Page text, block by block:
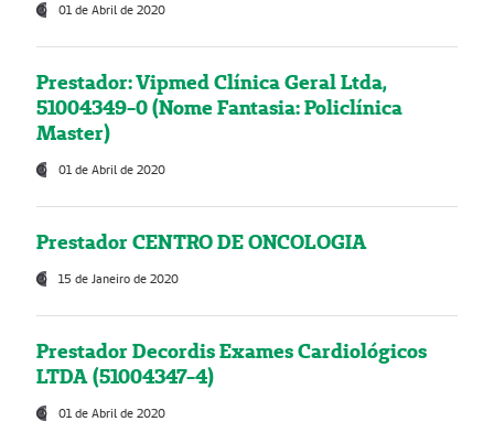
01 de Abril de 2020
Prestador: Vipmed Clínica Geral Ltda,
51004349-0 (Nome Fantasia: Policlínica
Master)
01 de Abril de 2020
Prestador CENTRO DE ONCOLOGIA
15 de Janeiro de 2020
Prestador Decordis Exames Cardiológicos
LTDA (51004347-4)
01 de Abril de 2020